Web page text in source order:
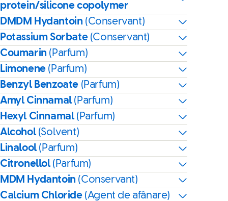
protein/silicone copolymer
DMDM Hydantoin (Conservant)
Potassium Sorbate (Conservant)
Coumarin (Parfum)
Limonene (Parfum)
Benzyl Benzoate (Parfum)
Amyl Cinnamal(Parfum)
Hexyl Cinnamal(Parfum)
Alcohol(Solvent)
Linalool(Parfum)
Citronellol(Parfum)
MDM Hydantoin (Conservant)
Calcium Chloride (Agent de afânare)